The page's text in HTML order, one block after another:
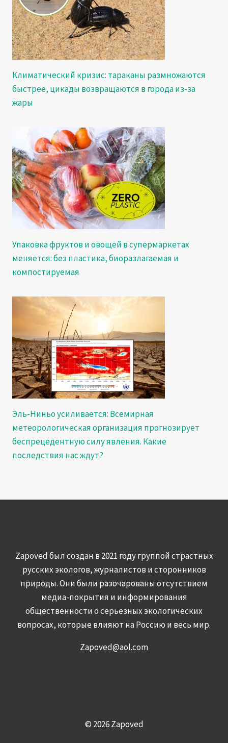
Климатический кризис: тараканы размножаются
быстрее, цикады возвращаются в города из-за
жары
Упаковка фруктов и овощей в супермаркетах
меняется: без пластика, биоразлагаемая и
компостируемая
Эль-Ниньо усиливается: Всемирная
метеорологическая организация прогнозирует
беспрецедентную силу явления. Какие
последствия нас ждут?
Zapoved был создан в 2021 году группой страстных
русских экологов, журналистов и сторонников
природы. Они были разочарованы отсутствием
медиа-покрытия и информирования
общественности о серьезных экологических
вопросах, которые влияют на Россию и весь мир.
Zapoved@aol.com
© 2026 Zapoved